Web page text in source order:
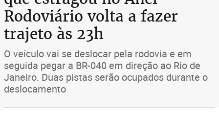
Rodoviário volta a fazer
trajeto às 23h
O veículo vai se deslocar pela rodovia e em
seguida pegar a BR-040 em direção ao Rio de
Janeiro. Duas pistas serão ocupados durante o
deslocamento